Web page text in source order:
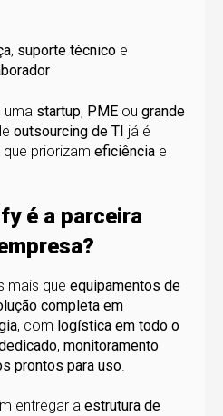
, suporte técnico e
uma startup, PME ou grande
outsourcing de TI já é
priorizam eficiência e
é a parceira
mais que equipamentos de
completa em
, com logística em todo o
, monitoramento
prontos para uso.
entregar a estrutura de